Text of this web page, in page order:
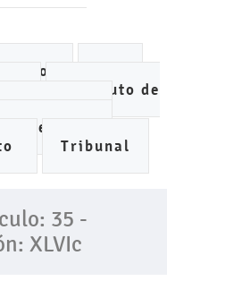
Instituto de
de Agua
Tribunal
35 -
XLVIc